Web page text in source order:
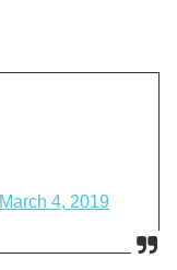
March 4, 2019